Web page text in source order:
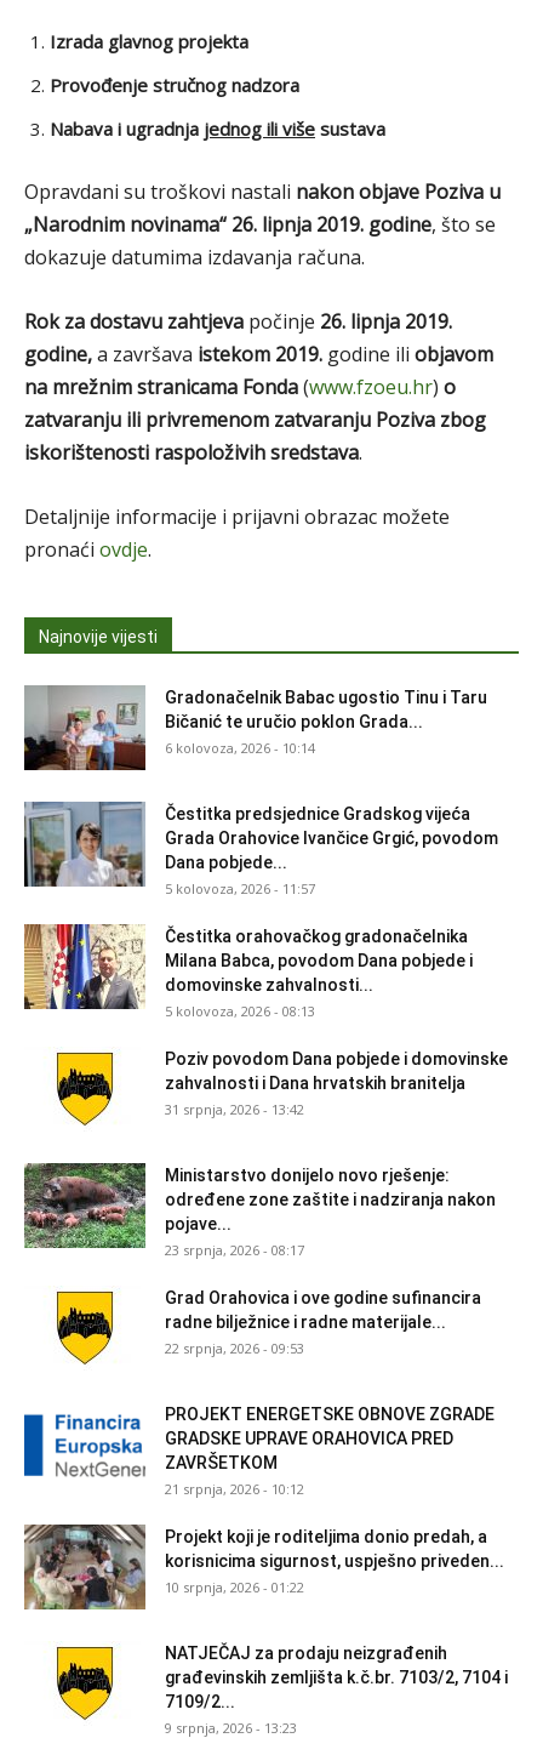
Izrada glavnog projekta
Provođenje stručnog nadzora
Nabava i ugradnja jednog ili više sustava
Opravdani su troškovi nastali nakon objave Poziva u
„Narodnim novinama“ 26. lipnja 2019. godine, što se
dokazuje datumima izdavanja računa.
Rok za dostavu zahtjeva počinje 26. lipnja 2019.
godine,a završava istekom 2019. godine ili objavom
na mrežnim stranicama Fonda(www.fzoeu.hr) o
zatvaranju ili privremenom zatvaranju Poziva zbog
iskorištenosti raspoloživih sredstava.
Detaljnije informacije i prijavni obrazac možete
pronaći ovdje.
Najnovije vijesti
Gradonačelnik Babac ugostio Tinu i Taru
Bičanić te uručio poklon Grada...
6 kolovoza, 2026 - 10:14
Čestitka predsjednice Gradskog vijeća
Grada Orahovice Ivančice Grgić, povodom
Dana pobjede...
5 kolovoza, 2026 - 11:57
Čestitka orahovačkog gradonačelnika
Milana Babca, povodom Dana pobjede i
domovinske zahvalnosti...
5 kolovoza, 2026 - 08:13
Poziv povodom Dana pobjede i domovinske
zahvalnosti i Dana hrvatskih branitelja
31 srpnja, 2026 - 13:42
Ministarstvo donijelo novo rješenje:
određene zone zaštite i nadziranja nakon
pojave...
23 srpnja, 2026 - 08:17
Grad Orahovica i ove godine sufinancira
radne bilježnice i radne materijale...
22 srpnja, 2026 - 09:53
PROJEKT ENERGETSKE OBNOVE ZGRADE
GRADSKE UPRAVE ORAHOVICA PRED
ZAVRŠETKOM
21 srpnja, 2026 - 10:12
Projekt koji je roditeljima donio predah, a
korisnicima sigurnost, uspješno priveden...
10 srpnja, 2026 - 01:22
NATJEČAJ za prodaju neizgrađenih
građevinskih zemljišta k.č.br. 7103/2, 7104 i
7109/2...
9 srpnja, 2026 - 13:23